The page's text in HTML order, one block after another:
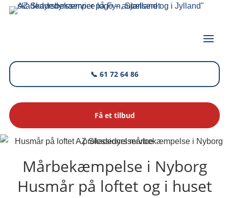
📞 61 72 64 86
Få et tilbud
AZ Skadedyrsservice
Mårbekæmpelse i Nyborg
Husmår på loftet og i huset